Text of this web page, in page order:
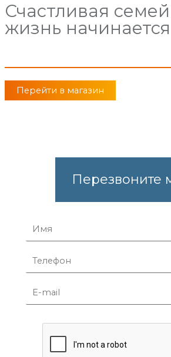
Счастливая
жизнь
Перейти в магазин
Перезвоните